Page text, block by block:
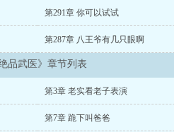
第291章 你可以试试
第287章 八王爷有几只眼啊
绝品武医》章节列表
第3章 老实看老子表演
第7章 跪下叫爸爸